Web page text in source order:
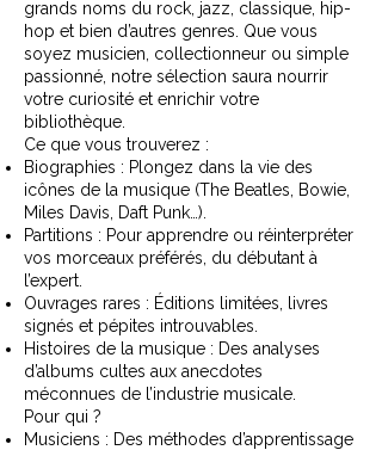
grands noms du rock, jazz, classique, hip-
hop et bien d’autres genres. Que vous
soyez musicien, collectionneur ou simple
passionné, notre sélection saura nourrir
votre curiosité et enrichir votre
bibliothèque.
Ce que vous trouverez :
Biographies : Plongez dans la vie des
icônes de la musique (The Beatles, Bowie,
Miles Davis, Daft Punk…).
Partitions : Pour apprendre ou réinterpréter
vos morceaux préférés, du débutant à
l’expert.
Ouvrages rares : Éditions limitées, livres
signés et pépites introuvables.
Histoires de la musique : Des analyses
d’albums cultes aux anecdotes
méconnues de l’industrie musicale.
Pour qui ?
Musiciens : Des méthodes d’apprentissage